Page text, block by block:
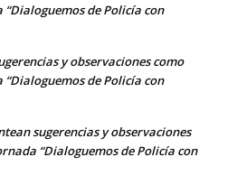
de Policía con
y observaciones como
de Policía con
sugerencias y observaciones
“Dialoguemos de Policía con